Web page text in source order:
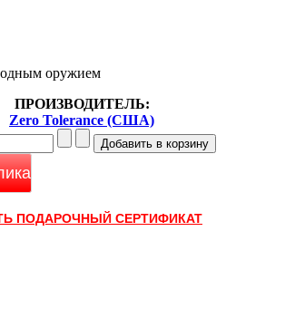
оружием
ПРОИЗВОДИТЕЛЬ:
Zero Tolerance (США)
ПОДАРОЧНЫЙ СЕРТИФИКАТ